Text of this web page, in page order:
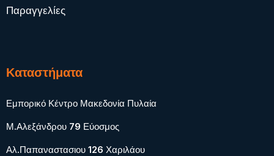
Παραγγελίες
Καταστήματα
Εμπορικό Κέντρο Μακεδονία Πυλαία
Μ.Αλεξάνδρου 79 Εύοσμος
Αλ.Παπαναστασιου 126 Χαριλάου